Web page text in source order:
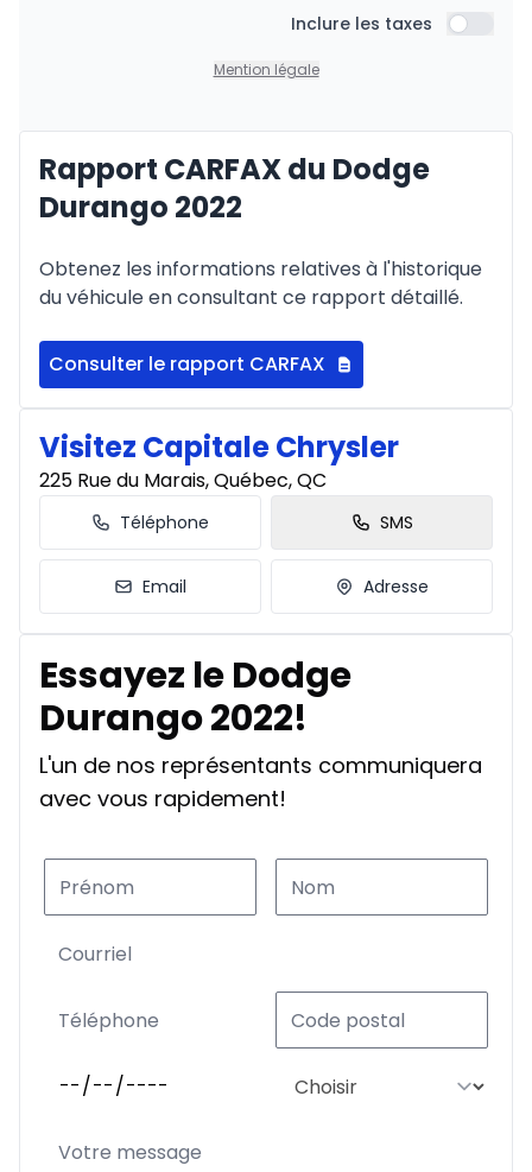
323 $/Sem.
Financement sur 24 mois
0.00 $ d'acompte • 8.99%
À partir de :
464$/Sem.
Inclure les taxes Inclure
Mention légale
Rapport CARFAX du Dodge
Durango 2022
Obtenez les informations relatives à l'historique
du véhicule en consultant ce rapport détaillé.
Consulter le rapport CARFAX
Visitez Capitale Chrysler
225 Rue du Marais, Québec, QC
Téléphone SMS
Email Adresse
Essayez le Dodge
Durango 2022!
L'un de nos représentants communiquera
avec vous rapidement!